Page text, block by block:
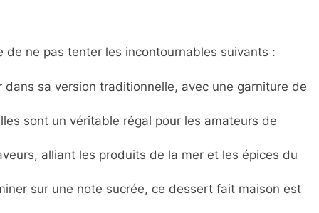
ne pas tenter les incontournables suivants :
sa version traditionnelle, avec une garniture de
sont un véritable régal pour les amateurs de
alliant les produits de la mer et les épices du
sur une note sucrée, ce dessert fait maison est